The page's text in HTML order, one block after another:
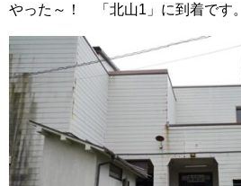
やった～！ 「北山1」に到着です。